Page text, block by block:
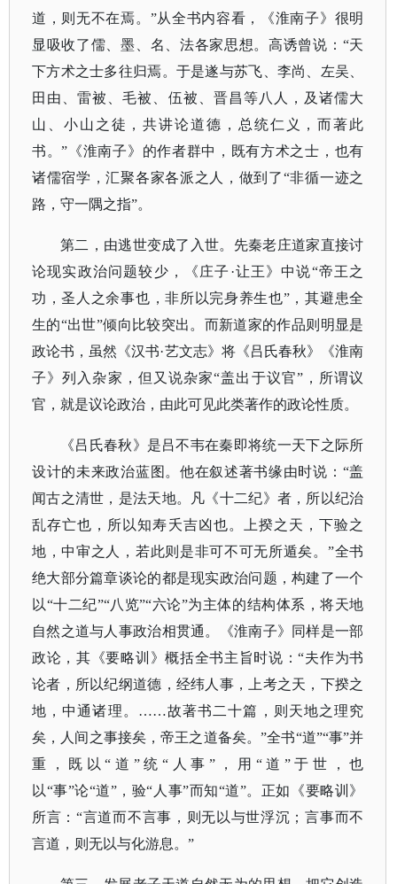
道，则无不在焉。”从全书内容看，《淮南子》很明
显吸收了儒、墨、名、法各家思想。高诱曾说：“天
下方术之士多往归焉。于是遂与苏飞、李尚、左吴、
田由、雷被、毛被、伍被、晋昌等八人，及诸儒大
山、小山之徒，共讲论道德，总统仁义，而著此
书。”《淮南子》的作者群中，既有方术之士，也有
诸儒宿学，汇聚各家各派之人，做到了“非循一迹之
路，守一隅之指”。
第二，由逃世变成了入世。先秦老庄道家直接讨
论现实政治问题较少，《庄子 ·让王》中说“帝王之
功，圣人之余事也，非所以完身养生也”，其避患全
生的“出世”倾向比较突出。而新道家的作品则明显是
政论书，虽然《汉书·艺文志》将《吕氏春秋》《淮南
子》列入杂家，但又说杂家“盖出于议官”，所谓议
官，就是议论政治，由此可见此类著作的政论性质。
《吕氏春秋》是吕不韦在秦即将统一天下之际所
设计的未来政治蓝图。他在叙述著书缘由时说： “盖
闻古之清世，是法天地。凡《十二纪》者，所以纪治
乱存亡也，所以知寿夭吉凶也。上揆之天，下验之
地，中审之人，若此则是非可不可无所遁矣。”全书
绝大部分篇章谈论的都是现实政治问题，构建了一个
以“十二纪”“八览”“六论”为主体的结构体系，将天地
自然之道与人事政治相贯通。《淮南子》同样是一部
政论，其《要略训》概括全书主旨时说：“夫作为书
论者，所以纪纲道德，经纬人事，上考之天，下揆之
地，中通诸理。……故著书二十篇，则天地之理究
矣，人间之事接矣，帝王之道备矣。”全书“道”“事”并
重，既以“道”统“人事”，用“道”于世，也
以“事”论“道”，验“人事”而知“道”。正如《要略训》
所言：“言道而不言事，则无以与世浮沉；言事而不
言道，则无以与化游息。”